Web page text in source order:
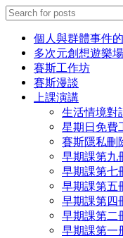
Search
for:
個人與群體事件
多次元創想遊樂場
賽斯工作坊
賽斯漫談
上課演講
生活情境對
星期日免費
賽斯隱私刪
早期課第九
早期課第七
早期課第五
早期課第四
早期課第二
早期課第一